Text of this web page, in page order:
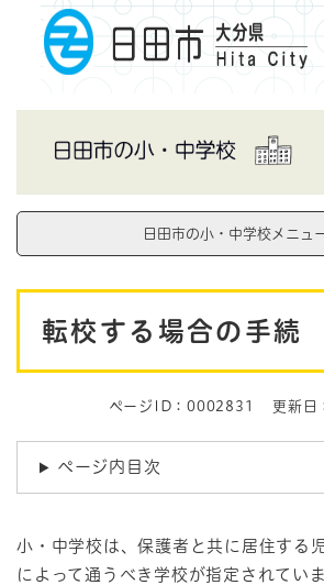
メニューを飛ばして本
日田市の小・中学校メニュ
転校する場合の手続
ページID：0002831 更新日
ページ内目次
小・中学校は、保護者と共に居住する
によって通うべき学校が指定されてい